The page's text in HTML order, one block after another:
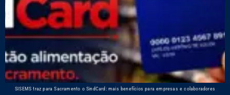
SISEMS traz para Sacramento o SindCard: mais benefícios para empresas e colaboradores